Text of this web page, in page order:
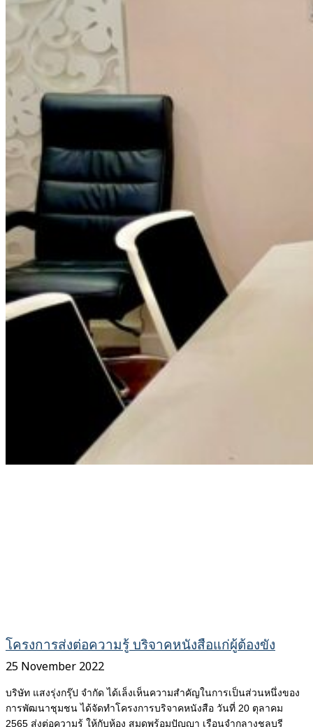
โครงการส่งต่อความรู้ บริจาคหนังสือแก่ผู้ต้องขัง
25 November 2022
บริษัท แสงรุ่งกรุ๊ป จำกัด ได้เล็งเห็นความสำคัญในการเป็นส่วนหนึ่งของ
การพัฒนาชุมชน ได้จัดทำโครงการบริจาคหนังสือ วันที่ 20 ตุลาคม
2565 ส่งต่อความรู้ ให้กับห้อง สมุดพร้อมปัญญา เรือนจำกลางชลบุรี